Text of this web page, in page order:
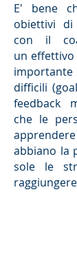
E' bene
obiettivi di
con il
un
importante
difficili
feedback
che le
abbiano la
sole le